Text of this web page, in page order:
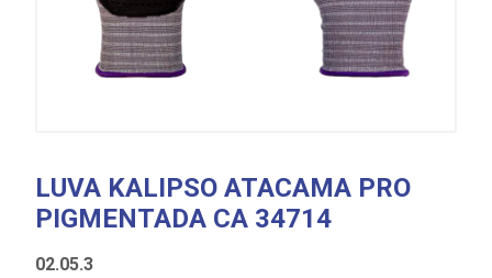
LUVA KALIPSO ATACAMA PRO
PIGMENTADA CA 34714
02.05.3